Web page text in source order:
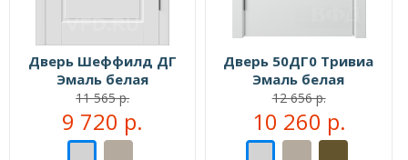
Дверь Шеффилд ДГ
Эмаль белая
11 565 р.
9 720 р.
Дверь 50ДГ0 Тривиа
Эмаль белая
12 656 р.
10 260 р.